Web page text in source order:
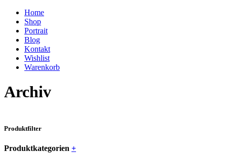
Home
Shop
Portrait
Blog
Kontakt
Wishlist
Warenkorb
Archiv
Produktfilter
Produktkategorien +